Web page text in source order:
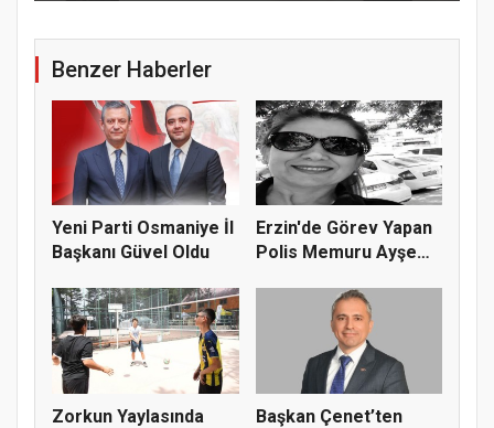
Benzer Haberler
Yeni Parti Osmaniye İl
Başkanı Güvel Oldu
Erzin'de Görev Yapan
Polis Memuru Ayşe
Zorkun Yaylasında Başkan Çenet’ten